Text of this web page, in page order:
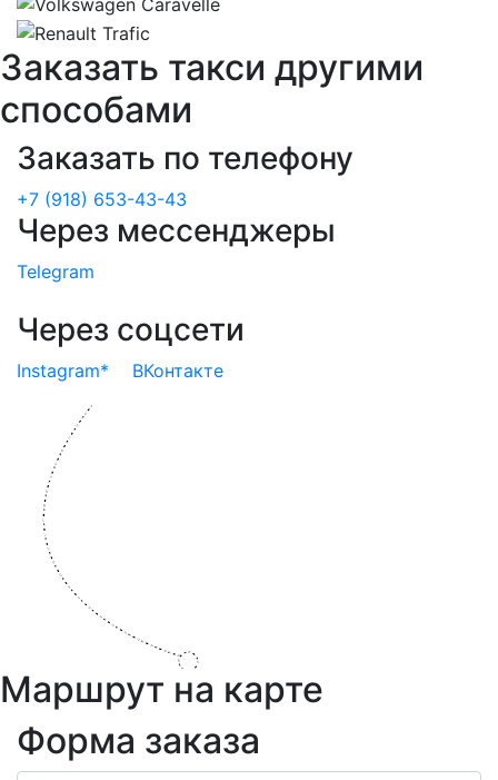
Заказать такси другими
способами
Заказать по телефону
+7 (918) 653-43-43
Через мессенджеры
Telegram
Через соцсети
Instagram* ВКонтакте
Маршрут на карте
Форма заказа